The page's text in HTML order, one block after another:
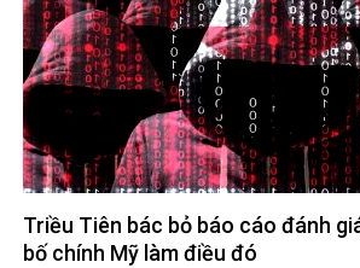
Triều Tiên bác bỏ báo cáo đánh
bố chính Mỹ làm điều đó